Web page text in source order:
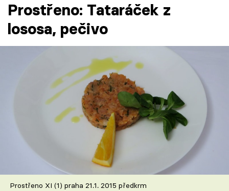
Recepty
Články
TV Program
Škola vaření
Recepty z TV
Prostřeno: Tataráček z
lososa, pečivo
Prostřeno XI (1) praha 21.1. 2015 předkrm